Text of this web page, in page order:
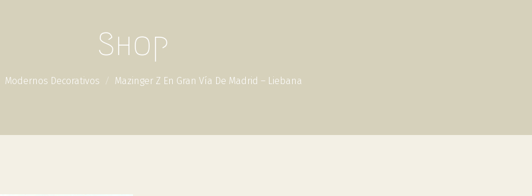
Shop
Modernos Decorativos Mazinger Z En Gran Vía De Madrid – Liebana